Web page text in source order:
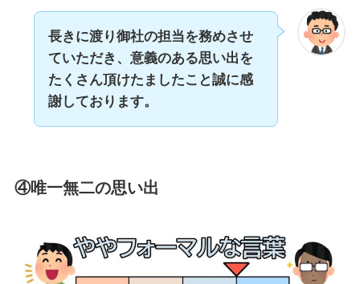
長きに渡り御社の担当を務めさせ
ていただき、意義のある思い出を
たくさん頂けたましたこと誠に感
謝しております。
④唯一無二の思い出